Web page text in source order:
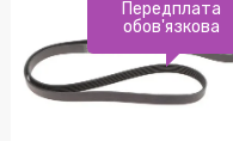
Передплата
обов'язкова